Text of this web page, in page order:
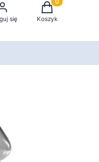
się
Produkty w
Koszyk